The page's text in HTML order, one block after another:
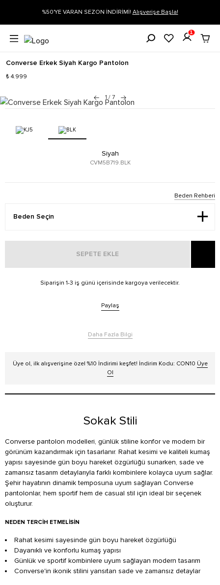
%50'YE VARAN SEZON İNDİRİMİ! Alışverişe Başla!
1
Converse Erkek Siyah Kargo Pantolon
₺ 4.999
1 / 7
Siyah
CVM5B719.BLK
Beden Rehberi
SEPETE EKLE
Siparişin 1-3 iş günü içerisinde kargoya verilecektir.
Paylaş
Daha Fazla Bilgi
Üye ol, ilk alışverişine özel %10 İndirimi keşfet! İndirim Kodu: CON10 Üye
Ol
Sokak Stili
Converse pantolon modelleri, günlük stiline konfor ve modern bir
görünüm kazandırmak için tasarlanır. Rahat kesimi ve kaliteli kumaş
yapısı sayesinde gün boyu hareket özgürlüğü sunarken, sade ve
zamansız tasarım detaylarıyla farklı kombinlere kolayca uyum sağlar.
Şehir hayatının dinamik temposuna uyum sağlayan Converse
pantolonlar, hem sportif hem de casual stil için ideal bir seçenek
oluşturur.
NEDEN TERCIH ETMELISIN
Rahat kesimi sayesinde gün boyu hareket özgürlüğü
Dayanıklı ve konforlu kumaş yapısı
Günlük ve sportif kombinlere uyum sağlayan modern tasarım
Converse'in ikonik stilini yansıtan sade ve zamansız detaylar